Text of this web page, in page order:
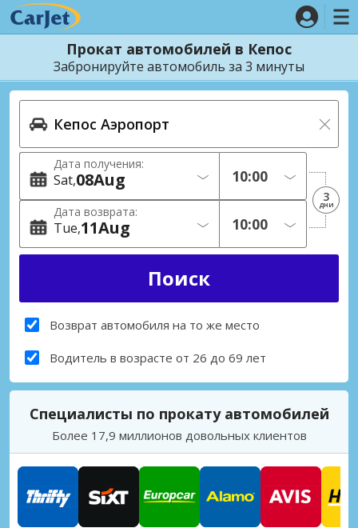
Прокат автомобилей в Кепос
Забронируйте автомобиль за 3 минуты
Дата получения:
Sat 08Aug
Дата возврата:
Tue 11Aug
3
дни
Возврат автомобиля на то же место
Водитель в возрасте от 26 до 69 лет
Специалисты по прокату автомобилей
Более 17,9 миллионов довольных клиентов